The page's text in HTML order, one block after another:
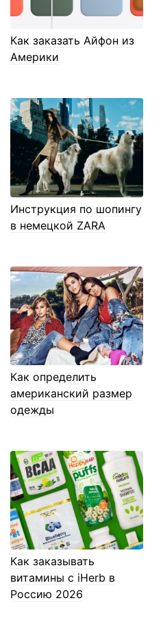
Как заказать Айфон из
Америки
Инструкция по шопингу
в немецкой ZARA
Как определить
американский размер
одежды
Как заказывать
витамины с iHerb в
Россию 2026